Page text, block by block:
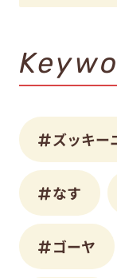
ズッキー
なす
ゴーヤ